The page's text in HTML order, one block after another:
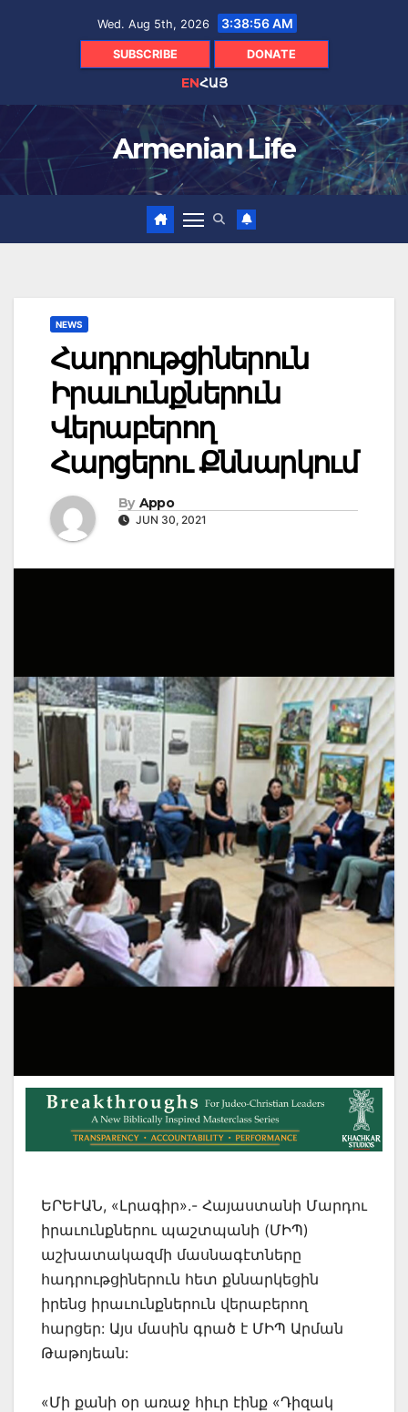
Wed. Aug 5th, 2026 3:38:57 AM
SUBSCRIBE DONATE
ENՀԱՅ
Armenian Life
NEWS
Հադրութցիներուն
Իրաւունքներուն
Վերաբերող
Հարցերու Քննարկում
By Appo
JUN 30, 2021
ԵՐԵՒԱՆ, «Լրագիր».- Հայաստանի Մարդու
իրաւունքներու պաշտպանի (ՄԻՊ)
աշխատակազմի մասնագէտները
հադրութցիներուն հետ քննարկեցին
իրենց իրաւունքներուն վերաբերող
հարցեր: Այս մասին գրած է ՄԻՊ Արման
Թաթոյեան:
«Մի քանի օր առաջ հիւր էինք «Դիզակ